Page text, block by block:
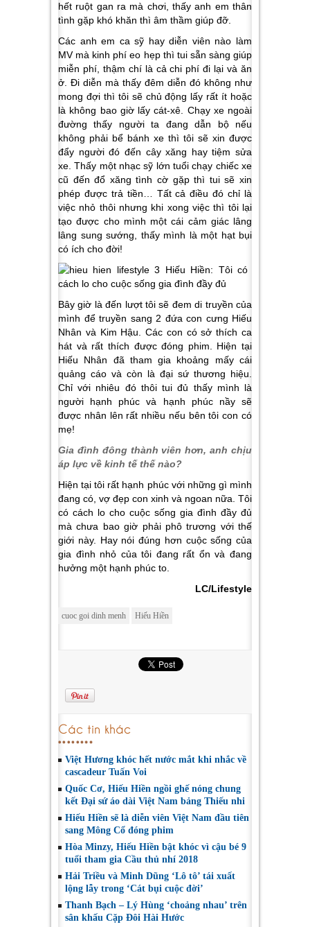
hết ruột gan ra mà chơi, thấy anh em thân
tình gặp khó khăn thì âm thầm giúp đỡ.
Các anh em ca sỹ hay diễn viên nào làm
MV mà kinh phí eo hẹp thì tui sẵn sàng giúp
miễn phí, thậm chí là cả chi phí đi lại và ăn
ở. Đi diễn mà thấy đêm diễn đó không như
mong đợi thì tôi sẽ chủ động lấy rất ít hoặc
là không bao giờ lấy cát-xê. Chạy xe ngoài
đường thấy người ta đang dẫn bộ nếu
không phải bể bánh xe thì tôi sẽ xin được
đẩy người đó đến cây xăng hay tiệm sửa
xe. Thấy một nhạc sỹ lớn tuổi chạy chiếc xe
cũ đến đổ xăng tình cờ gặp thì tui sẽ xin
phép được trả tiền… Tất cả điều đó chỉ là
việc nhỏ thôi nhưng khi xong việc thì tôi lại
tạo được cho mình một cái cảm giác lâng
lâng sung sướng, thấy mình là một hạt bụi
có ích cho đời!
Bây giờ là đến lượt tôi sẽ đem di truyền của
mình để truyền sang 2 đứa con cưng Hiếu
Nhân và Kim Hậu. Các con có sở thích ca
hát và rất thích được đóng phim. Hiện tại
Hiếu Nhân đã tham gia khoảng mấy cái
quảng cáo và còn là đại sứ thương hiệu.
Chỉ với nhiêu đó thôi tui đủ thấy mình là
người hạnh phúc và hạnh phúc nầy sẽ
được nhân lên rất nhiều nếu bên tôi con có
mẹ!
Gia đình đông thành viên hơn, anh chịu
áp lực về kinh tế thế nào?
Hiện tại tôi rất hạnh phúc với những gì mình
đang có, vợ đẹp con xinh và ngoan nữa. Tôi
có cách lo cho cuộc sống gia đình đầy đủ
mà chưa bao giờ phải phô trương với thế
giới này. Hay nói đúng hơn cuộc sống của
gia đình nhỏ của tôi đang rất ổn và đang
hưởng một hạnh phúc to.
LC/Lifestyle
cuoc goi dinh menh Hiếu Hiền
Các tin khác
Việt Hương khóc hết nước mắt khi nhắc về
cascadeur Tuấn Voi
Quốc Cơ, Hiếu Hiền ngồi ghế nóng chung
kết Đại sứ áo dài Việt Nam bảng Thiếu nhi
Hiếu Hiền sẽ là diễn viên Việt Nam đầu tiên
sang Mông Cổ đóng phim
Hòa Minzy, Hiếu Hiền bật khóc vì cậu bé 9
tuổi tham gia Cầu thủ nhí 2018
Hải Triều và Minh Dũng ‘Lô tô’ tái xuất
lộng lẫy trong ‘Cát bụi cuộc đời’
Thanh Bạch – Lý Hùng ‘choảng nhau’ trên
sân khấu Cặp Đôi Hài Hước